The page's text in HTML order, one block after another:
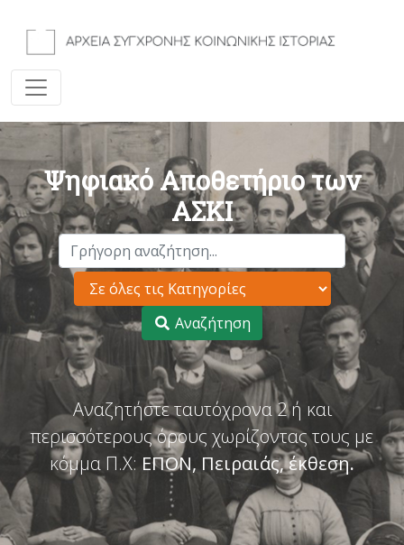
Ψηφιακό Αποθετήριο των
ΑΣΚΙ
Αναζήτηση
Αναζητήστε ταυτόχρονα 2 ή και
περισσότερους όρους χωρίζοντας τους με
κόμμα Π.Χ: ΕΠΟΝ, Πειραιάς, έκθεση.